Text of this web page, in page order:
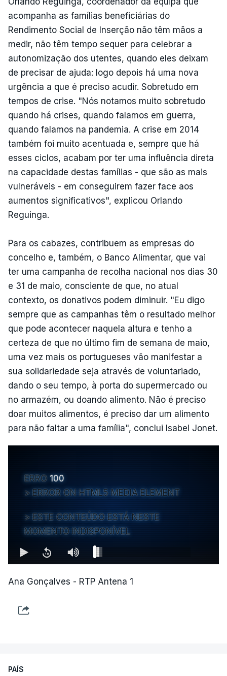
acompanha as famílias beneficiárias do
Rendimento Social de Inserção não têm mãos a
medir, não têm tempo sequer para celebrar a
autonomização dos utentes, quando eles deixam
de precisar de ajuda: logo depois há uma nova
urgência a que é preciso acudir. Sobretudo em
tempos de crise. "Nós notamos muito sobretudo
quando há crises, quando falamos em guerra,
quando falamos na pandemia. A crise em 2014
também foi muito acentuada e, sempre que há
esses ciclos, acabam por ter uma influência direta
na capacidade destas famílias - que são as mais
vulneráveis - em conseguirem fazer face aos
aumentos significativos", explicou Orlando
Reguinga.
Para os cabazes, contribuem as empresas do
concelho e, também, o Banco Alimentar, que vai
ter uma campanha de recolha nacional nos dias 30
e 31 de maio, consciente de que, no atual
contexto, os donativos podem diminuir. "Eu digo
sempre que as campanhas têm o resultado melhor
que pode acontecer naquela altura e tenho a
certeza de que no último fim de semana de maio,
uma vez mais os portugueses vão manifestar a
sua solidariedade seja através de voluntariado,
dando o seu tempo, à porta do supermercado ou
no armazém, ou doando alimento. Não é preciso
doar muitos alimentos, é preciso dar um alimento
para não faltar a uma família", conclui Isabel Jonet.
ERRO 100
ERROR ON HTML5 MEDIA ELEMENT
ESTE CONTEÚDO ESTÁ NESTE
MOMENTO INDISPONÍVEL
Ana Gonçalves - RTP Antena 1
PAÍS